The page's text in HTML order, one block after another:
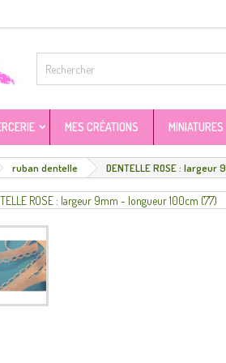
MES CRÉATIONS MINIATURES
ruban dentelle DENTELLE ROSE :